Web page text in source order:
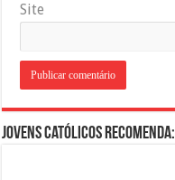
Site
Jovens Católicos Recomenda: